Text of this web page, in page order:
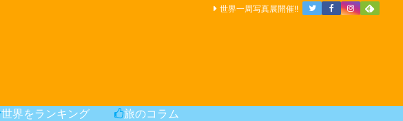
世界をランキング 旅のコラム
世界一周写真展開催!!